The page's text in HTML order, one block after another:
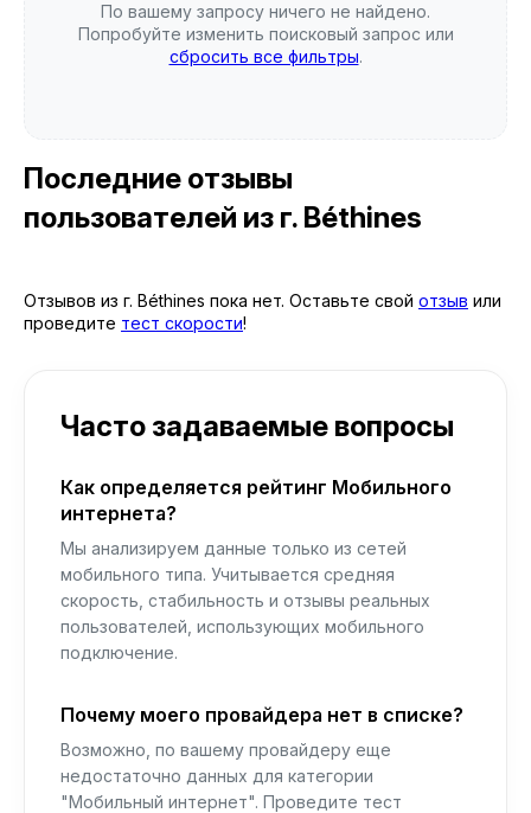
По вашему запросу ничего не найдено.
Попробуйте изменить поисковый запрос или
сбросить все фильтры.
Последние отзывы
пользователей из г. Béthines
Отзывов из г. Béthines пока нет. Оставьте свой отзыв или
проведите тест скорости!
Часто задаваемые вопросы
Как определяется рейтинг Мобильного
интернета?
Мы анализируем данные только из сетей
мобильного типа. Учитывается средняя
скорость, стабильность и отзывы реальных
пользователей, использующих мобильного
подключение.
Почему моего провайдера нет в списке?
Возможно, по вашему провайдеру еще
недостаточно данных для категории
"Мобильный интернет". Проведите тест